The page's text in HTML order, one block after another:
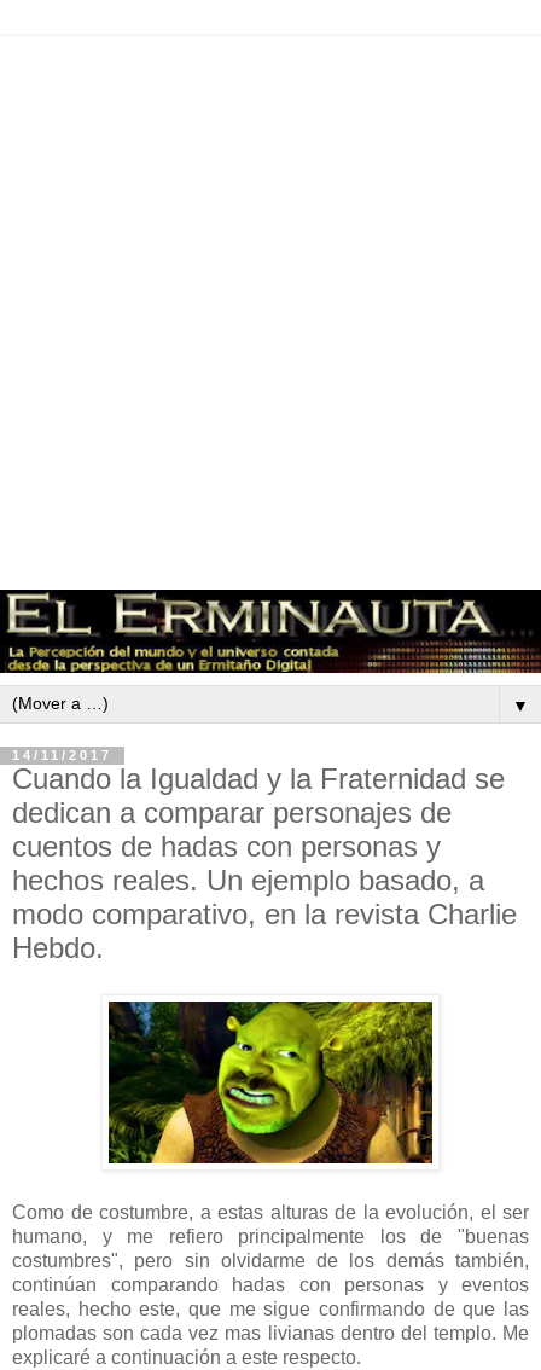
▼
14/11/2017
Cuando la Igualdad y la Fraternidad se
dedican a comparar personajes de
cuentos de hadas con personas y
hechos reales. Un ejemplo basado, a
modo comparativo, en la revista Charlie
Hebdo.
Como de costumbre, a estas alturas de la evolución, el ser
humano, y me refiero principalmente los de "buenas
costumbres", pero sin olvidarme de los demás también,
continúan comparando hadas con personas y eventos
reales, hecho este, que me sigue confirmando de que las
plomadas son cada vez mas livianas dentro del templo. Me
explicaré a continuación a este respecto.